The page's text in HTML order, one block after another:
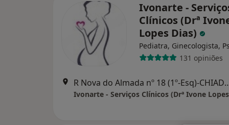
Ivonarte -
Clínicos (Drª
Lopes Dias)
Pediatra, Ginecologista,
131 opiniões
R Nova do Almada
Ivonarte - Serviços Clínicos (Drª Ivone